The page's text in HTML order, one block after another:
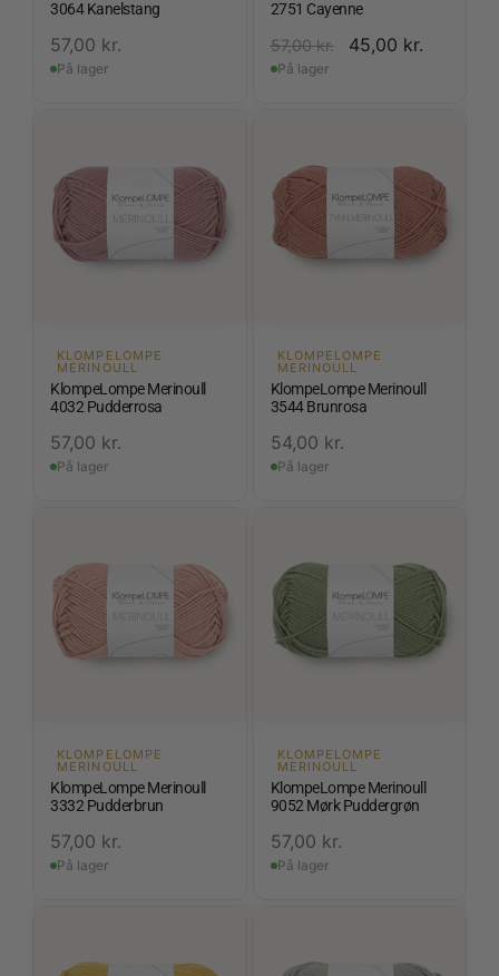
3064 Kanelstang
57,00 kr.
På lager
2751 Cayenne
57,00kr. 45,00 kr.
På lager
KLOMPELOMPE
MERINOULL
KlompeLompe Merinoull
4032 Pudderrosa
57,00 kr.
På lager
KLOMPELOMPE
MERINOULL
KlompeLompe Merinoull
3544 Brunrosa
54,00 kr.
På lager
KLOMPELOMPE
MERINOULL
KlompeLompe Merinoull
3332 Pudderbrun
57,00 kr.
På lager
KLOMPELOMPE
MERINOULL
KlompeLompe Merinoull
9052 Mørk Puddergrøn
57,00 kr.
På lager